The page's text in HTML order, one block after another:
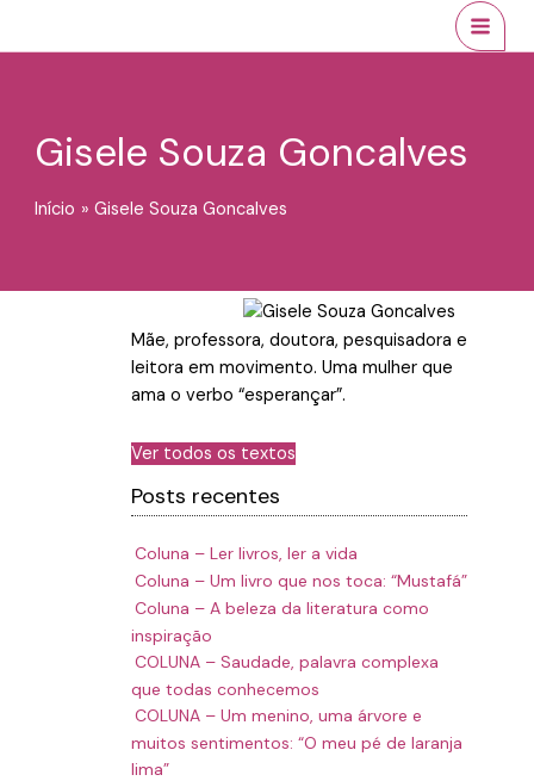
Gisele Souza Goncalves
Início Gisele Souza Goncalves
Mãe, professora, doutora, pesquisadora e
leitora em movimento. Uma mulher que
ama o verbo “esperançar”.
Ver todos os textos
Posts recentes
Coluna – Ler livros, ler a vida
Coluna – Um livro que nos toca: “Mustafá”
Coluna – A beleza da literatura como
inspiração
COLUNA – Saudade, palavra complexa
que todas conhecemos
COLUNA – Um menino, uma árvore e
muitos sentimentos: “O meu pé de laranja
lima”